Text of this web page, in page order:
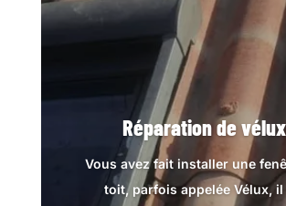
Réparation de vélux
Vous avez fait installer une
toit, parfois appelée Vélux, il